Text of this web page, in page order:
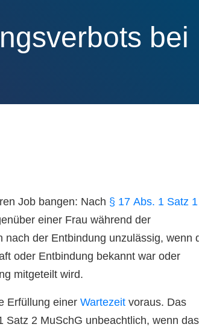
bei
Job bangen: Nach § 17 Abs. 1 Satz
einer Frau während der
der Entbindung unzulässig, wenn
oder Entbindung bekannt war oder
mitgeteilt wird.
Erfüllung einer Wartezeit voraus. Das
Satz 2 MuSchG unbeachtlich, wenn das